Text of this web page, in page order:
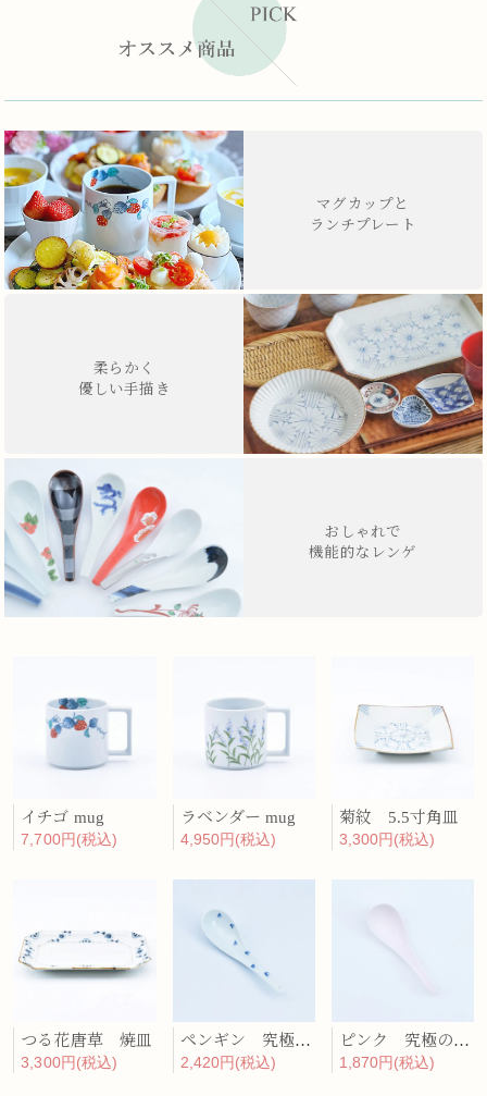
マグカップと
ランチプレート
柔らかく
優しい手描き
おしゃれで
機能的なレンゲ
イチゴ mug
7,700円(税込)
ラベンダー mug
4,950円(税込)
菊紋 5.5寸角皿
3,300円(税込)
つる花唐草 焼皿
3,300円(税込)
ペンギン 究極のレンゲ
2,420円(税込)
ピンク 究極のレンゲ
1,870円(税込)